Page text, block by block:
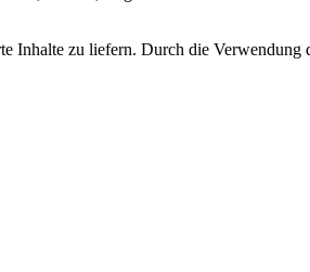
Inhalte zu liefern. Durch die